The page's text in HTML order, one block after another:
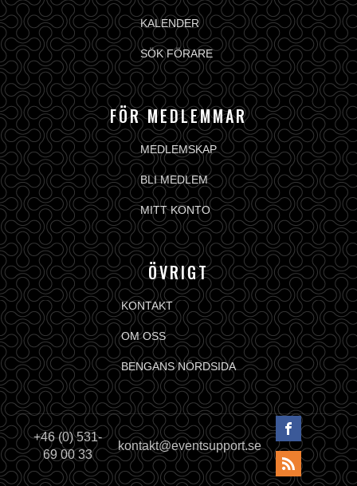
KALENDER
SÖK FÖRARE
FÖR MEDLEMMAR
MEDLEMSKAP
BLI MEDLEM
MITT KONTO
ÖVRIGT
KONTAKT
OM OSS
BENGANS NÖRDSIDA
+46 (0) 531-
69 00 33
kontakt@eventsupport.se